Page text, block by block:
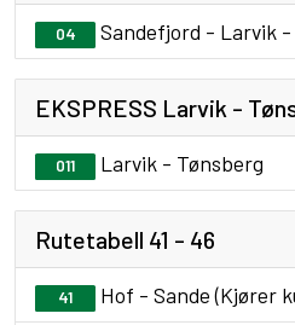
04 Sandefjord - Larvik
EKSPRESS Larvik -
011 Larvik - Tønsberg
Rutetabell 41 - 46
41 Hof - Sande (Kjører